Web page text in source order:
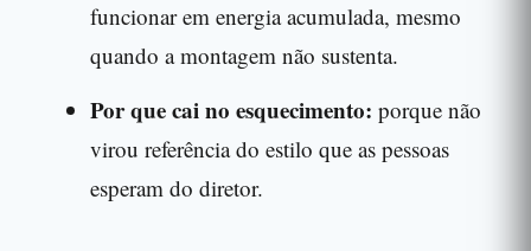
funcionar em energia acumulada, mesmo
quando a montagem não sustenta.
Por que cai no esquecimento: porque não
virou referência do estilo que as pessoas
esperam do diretor.